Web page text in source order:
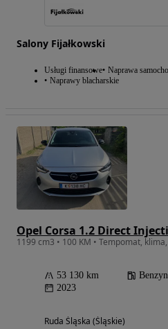
Salony Fijałkowski
Usługi finansowe Naprawa
Naprawy blacharskie
53 130 km
2023
Ruda Śląska (Śląskie)